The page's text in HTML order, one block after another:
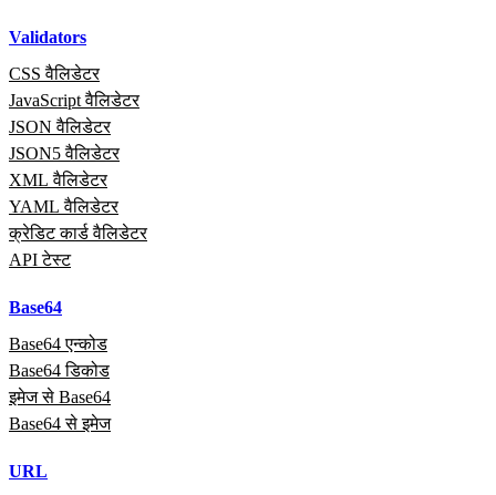
Validators
CSS वैलिडेटर
JavaScript वैलिडेटर
JSON वैलिडेटर
JSON5 वैलिडेटर
XML वैलिडेटर
YAML वैलिडेटर
क्रेडिट कार्ड वैलिडेटर
API टेस्ट
Base64
Base64 एन्कोड
Base64 डिकोड
इमेज से Base64
Base64 से इमेज
URL